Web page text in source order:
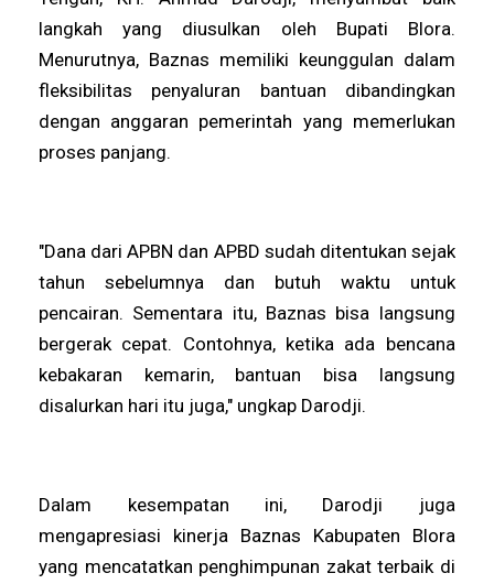
langkah yang diusulkan oleh Bupati Blora.
Menurutnya, Baznas memiliki keunggulan dalam
fleksibilitas penyaluran bantuan dibandingkan
dengan anggaran pemerintah yang memerlukan
proses panjang.
"Dana dari APBN dan APBD sudah ditentukan sejak
tahun sebelumnya dan butuh waktu untuk
pencairan. Sementara itu, Baznas bisa langsung
bergerak cepat. Contohnya, ketika ada bencana
kebakaran kemarin, bantuan bisa langsung
disalurkan hari itu juga," ungkap Darodji.
Dalam kesempatan ini, Darodji juga
mengapresiasi kinerja Baznas Kabupaten Blora
yang mencatatkan penghimpunan zakat terbaik di